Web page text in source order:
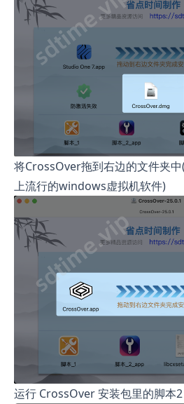
将CrossOver拖到右边的文件夹
上流行的windows虚拟机软件)
运行 CrossOver 安装包里的脚本2